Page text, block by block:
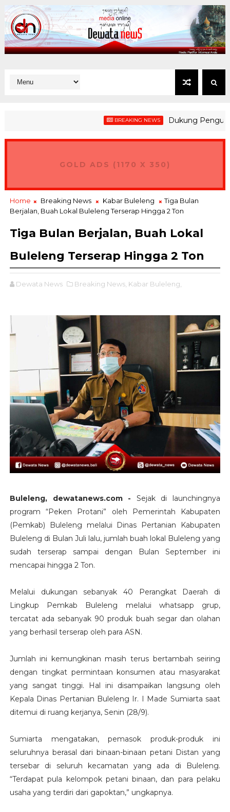
BREAKING NEWS Dukung Penguatan
GOLD ADS (1170 X 350)
Home Breaking News Kabar Buleleng
Tiga Bulan
Berjalan, Buah Lokal Buleleng Terserap Hingga 2 Ton
Tiga Bulan Berjalan, Buah Lokal
Buleleng Terserap Hingga 2 Ton
Dewata News Breaking News, Kabar Buleleng,
Buleleng, dewatanews.com - Sejak di launchingnya
program “Peken Protani” oleh Pemerintah Kabupaten
(Pemkab) Buleleng melalui Dinas Pertanian Kabupaten
Buleleng di Bulan Juli lalu, jumlah buah lokal Buleleng yang
sudah terserap sampai dengan Bulan September ini
mencapai hingga 2 Ton.
Melalui dukungan sebanyak 40 Perangkat Daerah di
Lingkup Pemkab Buleleng melalui whatsapp grup,
tercatat ada sebanyak 90 produk buah segar dan olahan
yang berhasil terserap oleh para ASN.
Jumlah ini kemungkinan masih terus bertambah seiring
dengan tingkat permintaan konsumen atau masyarakat
yang sangat tinggi. Hal ini disampaikan langsung oleh
Kepala Dinas Pertanian Buleleng Ir. I Made Sumiarta saat
ditemui di ruang kerjanya, Senin (28/9).
Sumiarta mengatakan, pemasok produk-produk ini
seluruhnya berasal dari binaan-binaan petani Distan yang
tersebar di seluruh kecamatan yang ada di Buleleng.
“Terdapat pula kelompok petani binaan, dan para pelaku
usaha yang terdiri dari gapoktan,” ungkapnya.